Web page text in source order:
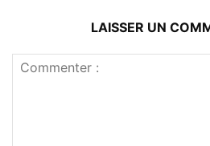
LAISSER UN